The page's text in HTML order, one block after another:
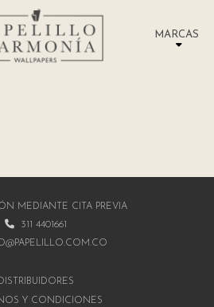
MARCAS
MEDIANTE CITA PREVIA
311 4401661
DISTRIBUIDORES
Y CONDICIONES